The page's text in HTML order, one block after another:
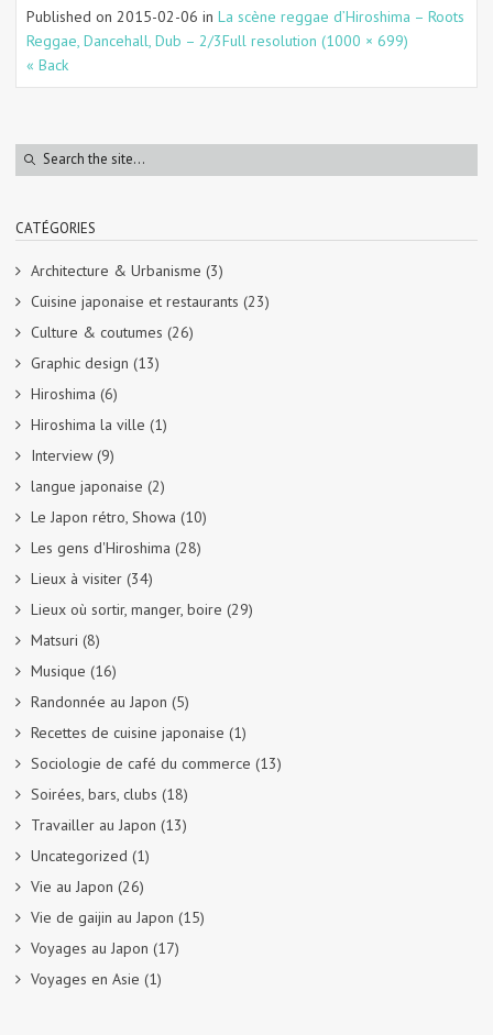
Published on 2015-02-06 in La scène reggae d’Hiroshima – Roots
Reggae, Dancehall, Dub – 2/3Full resolution (1000 × 699)
« Back
CATÉGORIES
Architecture & Urbanisme (3)
Cuisine japonaise et restaurants (23)
Culture & coutumes (26)
Graphic design (13)
Hiroshima (6)
Hiroshima la ville (1)
Interview (9)
langue japonaise (2)
Le Japon rétro, Showa (10)
Les gens d'Hiroshima (28)
Lieux à visiter (34)
Lieux où sortir, manger, boire (29)
Matsuri (8)
Musique (16)
Randonnée au Japon (5)
Recettes de cuisine japonaise (1)
Sociologie de café du commerce (13)
Soirées, bars, clubs (18)
Travailler au Japon (13)
Uncategorized (1)
Vie au Japon (26)
Vie de gaijin au Japon (15)
Voyages au Japon (17)
Voyages en Asie (1)